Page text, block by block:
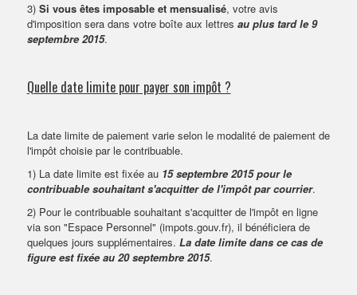
3) Si vous êtes imposable et mensualisé, votre avis
d'imposition sera dans votre boîte aux lettres au plus tard le 9
septembre 2015.
Quelle date limite pour payer son impôt ?
La date limite de paiement varie selon le modalité de paiement de
l'impôt choisie par le contribuable.
1) La date limite est fixée au 15 septembre 2015 pour le
contribuable souhaitant s'acquitter de l'impôt par courrier.
2) Pour le contribuable souhaitant s'acquitter de l'impôt en ligne
via son "Espace Personnel" (impots.gouv.fr), il bénéficiera de
quelques jours supplémentaires. La date limite dans ce cas de
figure est fixée au 20 septembre 2015.